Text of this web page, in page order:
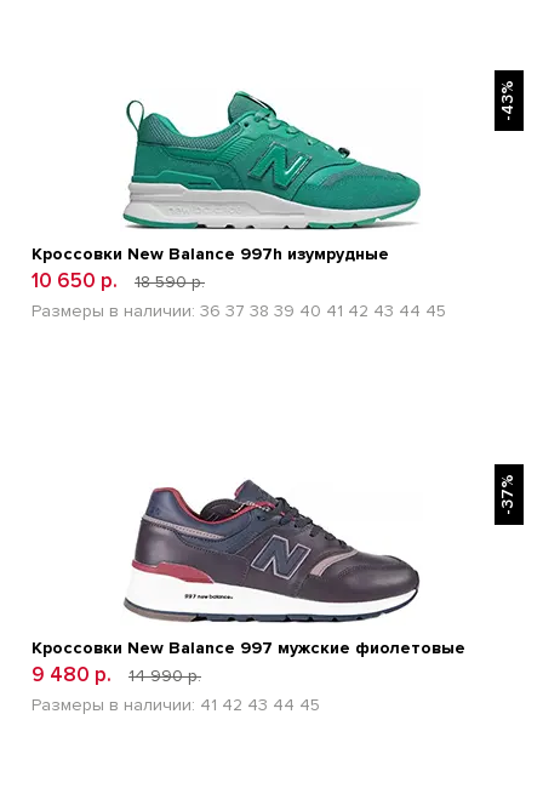
-43%
Кроссовки New Balance 997h изумрудные
10 650 р.
18 590 р.
Размеры в наличии: 36 37 38 39 40 41 42 43 44 45
-37%
Кроссовки New Balance 997 мужские фиолетовые
9 480 р.
14 990 р.
Размеры в наличии: 41 42 43 44 45